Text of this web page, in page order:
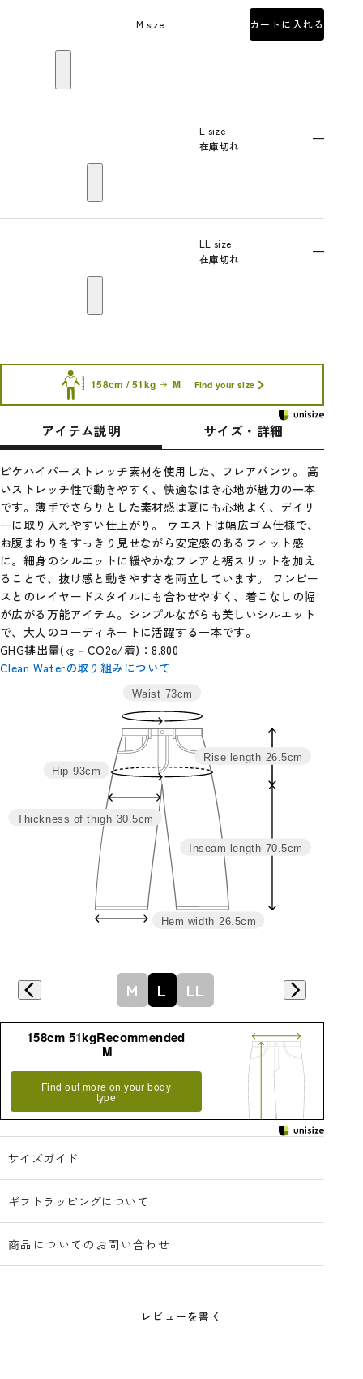
M size カートに入れる
L size
在庫切れ
—
LL size
在庫切れ
—
158cm / 51kg M Find your size
アイテム説明 サイズ・詳細
ピケハイパーストレッチ素材を使用した、フレアパンツ。 高
いストレッチ性で動きやすく、快適なはき心地が魅力の一本
です。薄手でさらりとした素材感は夏にも心地よく、デイリ
ーに取り入れやすい仕上がり。 ウエストは幅広ゴム仕様で、
お腹まわりをすっきり見せながら安定感のあるフィット感
に。細身のシルエットに緩やかなフレアと裾スリットを加え
ることで、抜け感と動きやすさを両立しています。 ワンピー
スとのレイヤードスタイルにも合わせやすく、着こなしの幅
が広がる万能アイテム。シンプルながらも美しいシルエット
で、大人のコーディネートに活躍する一本です。
GHG排出量(㎏－CO2e/着)：8.800
Clean Waterの取り組みについて
ヒッ
プ
わた
り
裾
幅
下
89 29 26 26 69
95
30.5 70.5
LL
77 97 31.5
詳細はこちら
Inseam length 70.5cm
Rise length 26.5cm
Hem width 26.5cm
Thickness of thigh 30.5cm
Hip 93cm
Waist 73cm
M L LL
158cm 51kgRecommended
M
Find out more on your body
type
サイズガイド
ギフトラッピングについて
商品についてのお問い合わせ
レビューを書く